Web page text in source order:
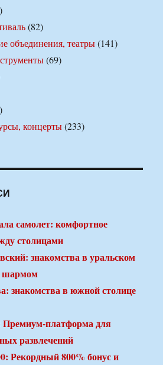
(82)
объединения, театры(141)
(69)
концерты(233)
самолет: комфортное
столицами
знакомства в уральском
шармом
знакомства в южной столице
платформа для
развлечений
Рекордный 800% бонус и